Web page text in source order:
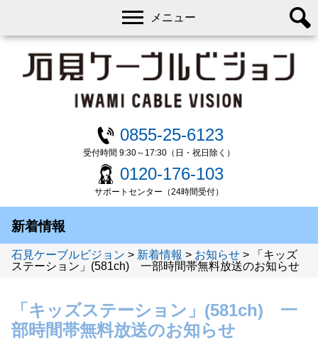
0855-25-6123
受付時間 9:30～17:30（日・祝日除く）
0120-176-103
サポートセンター（24時間受付）
メニュー
新着情報
石見ケーブルビジョン > 新着情報 > お知らせ >
「キッズ
ステーション」(581ch) 一部時間帯無料放送のお知らせ
「キッズステーション」(581ch) 一
部時間帯無料放送のお知らせ